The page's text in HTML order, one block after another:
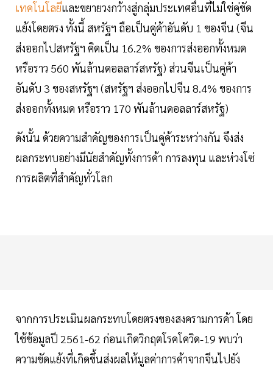
เทคโนโลยีและขยายวงกว้างสู่กลุ่มประเทศอื่นที่ไม่ใช่คู่ขัด
แย้งโดยตรง ทั้งนี้ สหรัฐฯ ถือเป็นคู่ค้าอันดับ 1 ของจีน (จีน
ส่งออกไปสหรัฐฯ คิดเป็น 16.2% ของการส่งออกทั้งหมด
หรือราว 560 พันล้านดอลลาร์สหรัฐ) ส่วนจีนเป็นคู่ค้า
อันดับ 3 ของสหรัฐฯ (สหรัฐฯ ส่งออกไปจีน 8.4% ของการ
ส่งออกทั้งหมด หรือราว 170 พันล้านดอลลาร์สหรัฐ)
ดังนั้น ด้วยความสำคัญของการเป็นคู่ค้าระหว่างกัน จึงส่ง
ผลกระทบอย่างมีนัยสำคัญทั้งการค้า การลงทุน และห่วงโซ่
การผลิตที่สำคัญทั่วโลก
จากการประเมินผลกระทบโดยตรงของสงครามการค้า โดย
ใช้ข้อมูลปี 2561-62 ก่อนเกิดวิกฤตโรคโควิด-19 พบว่า
ความขัดแย้งที่เกิดขึ้นส่งผลให้มูลค่าการค้าจากจีนไปยัง